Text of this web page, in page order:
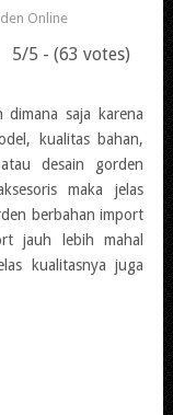
Online
5/5 - (63 votes)
dimana saja karena
kualitas bahan,
desain gorden
maka jelas
berbahan import
jauh lebih mahal
kualitasnya juga